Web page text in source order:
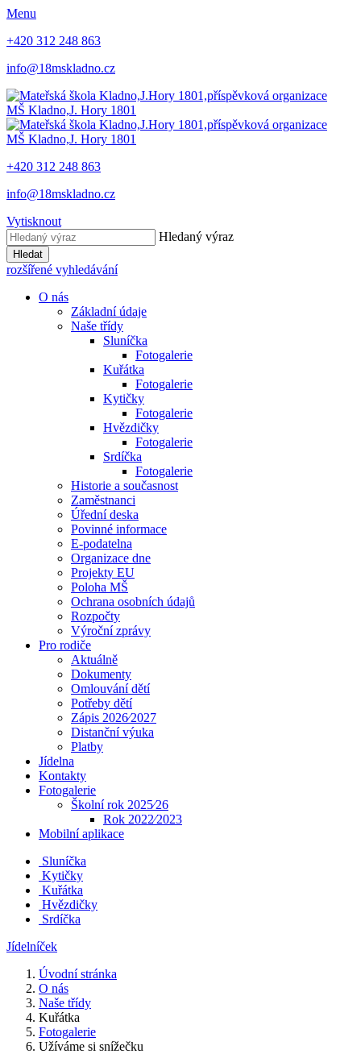
Menu
+420 312 248 863
info@18mskladno.cz
MŠ Kladno,J. Hory 1801
MŠ Kladno,J. Hory 1801
+420 312 248 863
info@18mskladno.cz
Vytisknout
Hledaný výraz
Hledat
rozšířené vyhledávání
O nás
Základní údaje
Naše třídy
Sluníčka
Fotogalerie
Kuřátka
Fotogalerie
Kytičky
Fotogalerie
Hvězdičky
Fotogalerie
Srdíčka
Fotogalerie
Historie a současnost
Zaměstnanci
Úřední deska
Povinné informace
E-podatelna
Organizace dne
Projekty EU
Poloha MŠ
Ochrana osobních údajů
Rozpočty
Výroční zprávy
Pro rodiče
Aktuálně
Dokumenty
Omlouvání dětí
Potřeby dětí
Zápis 2026⁄2027
Distanční výuka
Platby
Jídelna
Kontakty
Fotogalerie
Školní rok 2025⁄26
Rok 2022⁄2023
Mobilní aplikace
Sluníčka
Kytičky
Kuřátka
Hvězdičky
Srdíčka
Jídelníček
Úvodní stránka
O nás
Naše třídy
Kuřátka
Fotogalerie
Užíváme si snížečku